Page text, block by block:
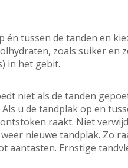
tussen de tanden en
zoals suiker en
in het gebit.
niet als de tanden
u de tandplak op en
raakt. Niet
nieuwe tandplak. Zo
aantasten. Ernstige